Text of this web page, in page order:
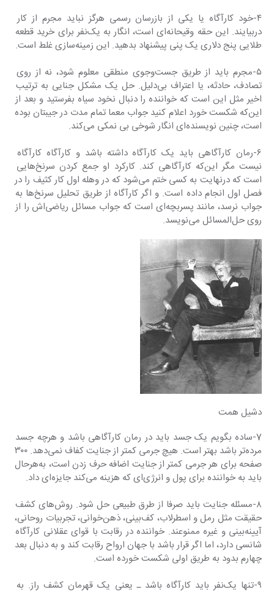
۴-خود کارآگاه یا یکی از بازرسان رسمی هرگز نباید مجرم از کار
دربیایند. این حقه وقیحانه‌ای است، انگار به یک‌نفر برای خرید قطعه
طلایی پنج دلاری یک پنی پیشنهاد بدهید. این زمینه‌سازی غلط است.
۵-مجرم باید از طریق جست‌وجوی منطقی معلوم شود، نه از روی
تصادف، حادثه، یا اعتراف بی‌دلیل. حل یک مشکل جنایی به ترتیب
اخیر مثل این است که خواننده را دنبال نخود سیاه بفرستید و بعد از
این‌که شکست خورد اعلام کنید جواب معما تمام مدت در جیبتان بوده
است، چنین نویسنده‌ای انگار شوخی بی نمکی می‌کند.
۶-رمان کارآگاهی باید یک کارآگاه داشته باشد و کارآگاه کارآگاه
نیست مگر این‌که کارآگاهی کند. کارکرد او جمع کردن سرنخ‌هایی
است که درنهایت به کسی ختم می‌شود که در وهله اول کار کثیف را در
فصل اول انجام داده است. و اگر کارآگاه از طریق تحلیل سرنخ‌ها به
جواب نرسد، مانند پسربچه‌ای است که جواب مسائل ریاضی‌اش را از
روی حل‌المسائل می‌نویسد.
دشیل همت
7-ساده بگویم یک جسد باید در رمان کارآگاهی باشد و هرچه جسد
صفحه برای هر جرمی کمتر از جنایت اضافه حرف زدن است، به‌هرحال
باید به خواننده برای پول و انرژی‌ای که هزینه می‌کند جایزه‌ای داد.
۸-مسئله جنایت باید صرفا از طرق طبیعی حل شود. روش‌های کشف
حقیقت مثل رمل و اسطرلاب، کف‌بینی، ذهن‌خوانی، تجربیات روحانی،
آیینه‌بینی و غیره ممنوعند. خواننده در رقابت با قوای عقلانی کارآگاه
شانسی دارد، اما اگر قرار باشد با جهان ارواح رقابت کند و به دنبال بعد
چهارم بدود به طریق اولی شکست خورده است.
۹-تنها یک‌نفر باید کارآگاه باشد ـ یعنی یک قهرمان کشف راز. به